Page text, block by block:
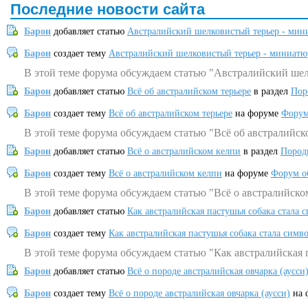
Последние новости сайта
Барон добавляет статью Австралийский шелковистый терьер -
Барон создает тему Австралийский шелковистый терьер -
В этой теме форума обсуждаем статью "Австралийский
Барон добавляет статью Всё об австралийском терьере в раздел
Барон создает тему Всё об австралийском терьере на форуме
В этой теме форума обсуждаем статью "Всё об
Барон добавляет статью Всё о австралийском келпи в раздел
Барон создает тему Всё о австралийском келпи на форуме Форум
В этой теме форума обсуждаем статью "Всё о
Барон добавляет статью Как австралийская пастушья собака
Барон создает тему Как австралийская пастушья собака стала
В этой теме форума обсуждаем статью "Как
Барон добавляет статью Всё о породе австралийская овчарка (аусси)
Барон создает тему Всё о породе австралийская овчарка (аусси) на